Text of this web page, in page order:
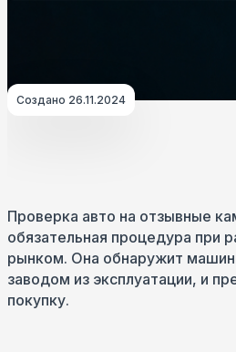
Создано 26.11.2024
Проверка авто на отзывные
обязательная процедура при
рынком. Она обнаружит
заводом из эксплуатации, и
покупку.